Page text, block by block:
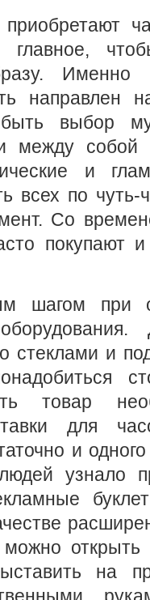
приобретают
Именно
направлен
выбор
между собой
и
всех по чуть-
Со
покупают
шагом при
стеклами и
товар
для
и
узнало
открыть
на